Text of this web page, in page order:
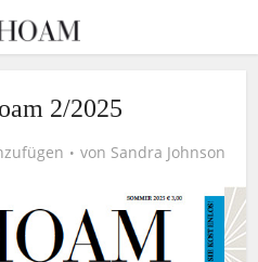
2/2025
von Sandra Johnson